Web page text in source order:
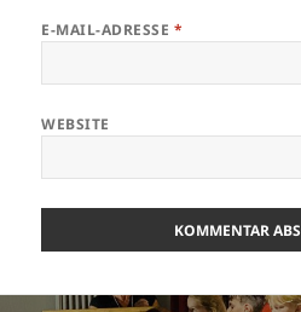
E-MAIL-ADRESSE *
WEBSITE